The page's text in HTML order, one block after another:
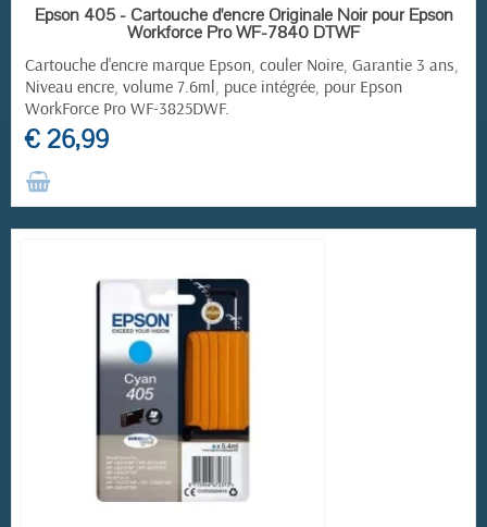
RUPTURE DE STOCK
Epson 405 - Cartouche d'encre Originale Noir pour Epson
Workforce Pro WF-7840 DTWF
Cartouche d'encre marque Epson, couler Noire, Garantie 3 ans,
Niveau encre, volume 7.6ml, puce intégrée, pour Epson
WorkForce Pro WF-3825DWF.
€ 26,99